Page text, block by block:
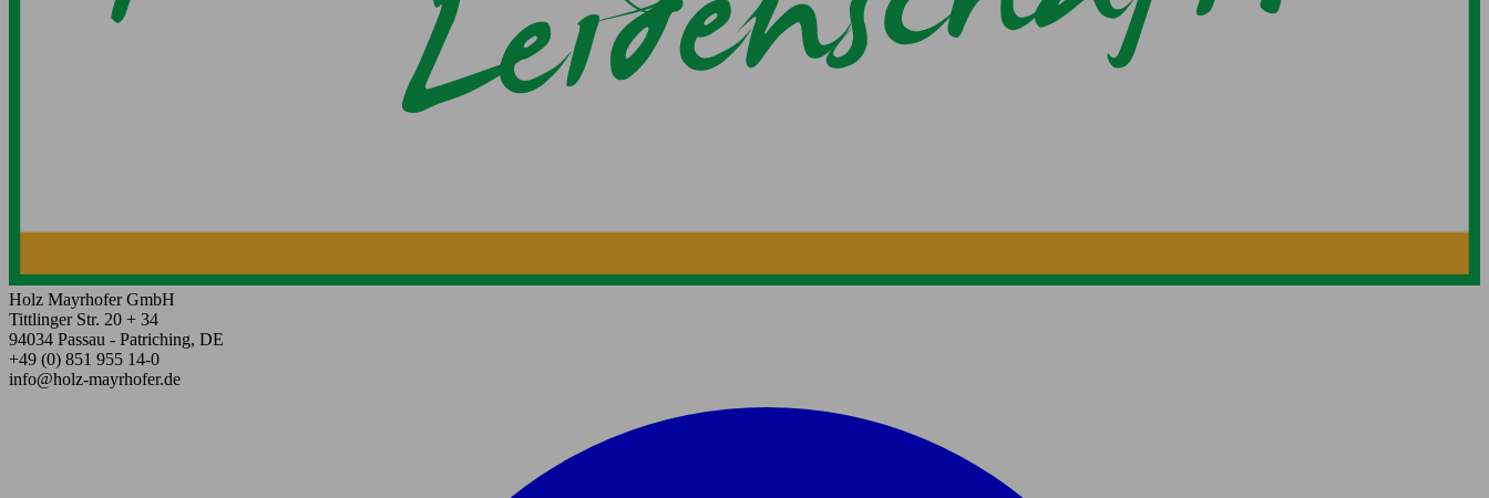
Holz Mayrhofer GmbH
Tittlinger Str. 20 + 34
94034 Passau - Patriching, DE
+49 (0) 851 955 14-0
info@holz-mayrhofer.de